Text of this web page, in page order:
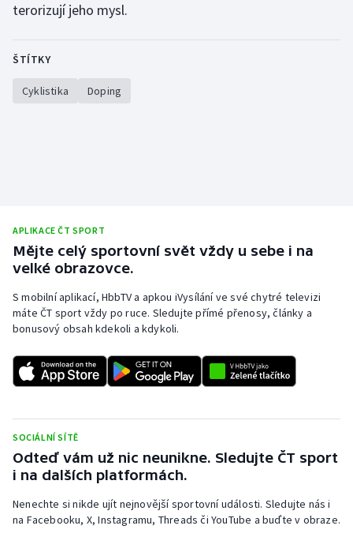
terorizují jeho mysl.
ŠTÍTKY
Cyklistika Doping
APLIKACE ČT SPORT
Mějte celý sportovní svět vždy u sebe i na
velké obrazovce.
S mobilní aplikací, HbbTV a apkou iVysílání ve své chytré televizi
máte ČT sport vždy po ruce. Sledujte přímé přenosy, články a
bonusový obsah kdekoli a kdykoli.
SOCIÁLNÍ SÍTĚ
Odteď vám už nic neunikne. Sledujte ČT sport
i na dalších platformách.
Nenechte si nikde ujít nejnovější sportovní události. Sledujte nás i
na Facebooku, X, Instagramu, Threads či YouTube a buďte v obraze.